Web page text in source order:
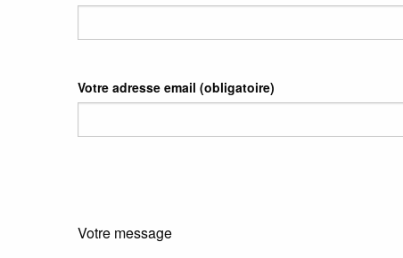
Votre adresse email (obligatoire)
Votre message